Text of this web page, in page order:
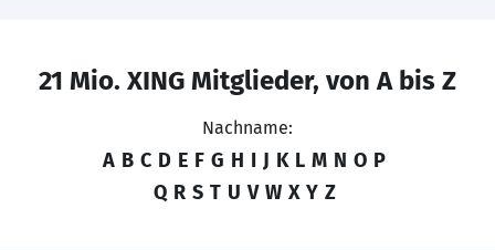
21 Mio. XING Mitglieder, von A bis Z
Nachname:
A B C D E F G H I J K L M N O P
Q R S T U V W X Y Z